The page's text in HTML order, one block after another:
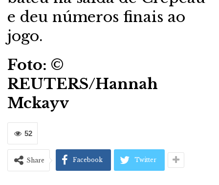
e deu números finais ao
jogo.
Foto: ©
REUTERS/Hannah
Mckayv
52
Share Facebook Twitter